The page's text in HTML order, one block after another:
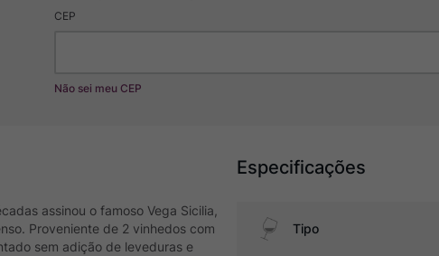
CEP
Não sei meu CEP
assinou o famoso Vega Sicilia,
Proveniente de 2 vinhedos com
sem adição de leveduras e
Especificações
Tipo